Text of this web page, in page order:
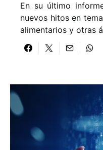
En su último
nuevos hitos en
alimentarios y otras